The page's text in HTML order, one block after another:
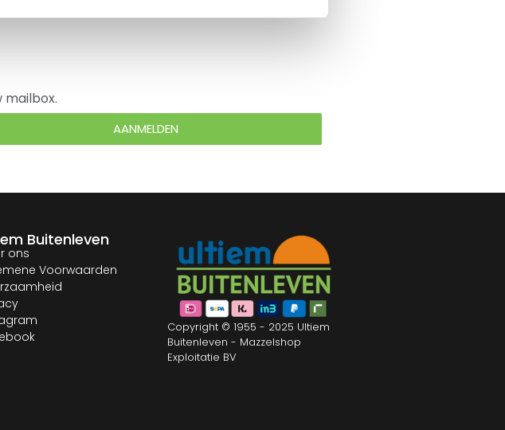
mailbox.
AANMELDEN
Buitenleven
ons
Voorwaarden
Copyright © 1955 - 2025 Ultiem
Buitenleven - Mazzelshop
Exploitatie BV